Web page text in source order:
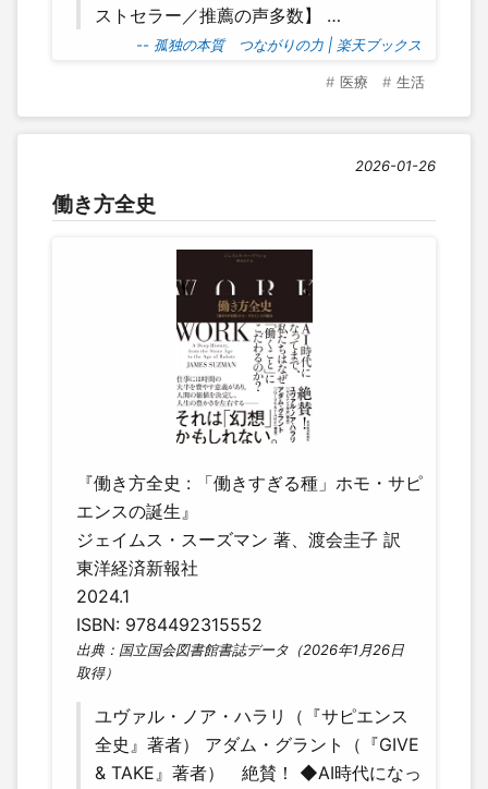
ストセラー／推薦の声多数】 …
-- 孤独の本質 つながりの力 | 楽天ブックス
医療 生活
2026-01-26
働き方全史
『働き方全史 : 「働きすぎる種」ホモ・サピ
エンスの誕生』
ジェイムス・スーズマン 著、渡会圭子 訳
東洋経済新報社
2024.1
ISBN: 9784492315552
出典：国立国会図書館書誌データ（2026年1月26日
取得）
ユヴァル・ノア・ハラリ（『サピエンス
全史』著者） アダム・グラント（『GIVE
& TAKE』著者） 絶賛！ ◆AI時代になっ